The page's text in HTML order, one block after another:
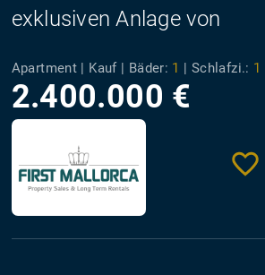
exklusiven Anlage von
Apartment | Kauf | Bäder: 1 Schlafzi.: 1
2.400.000 €